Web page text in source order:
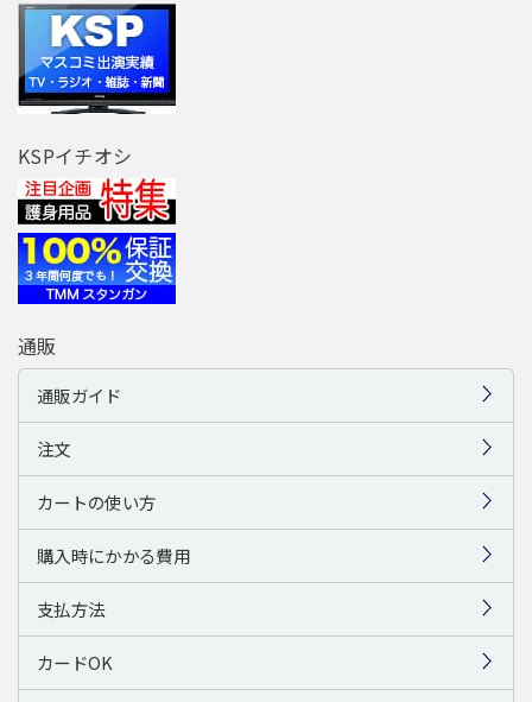
KSPイチオシ
通販
通販ガイド
注文
カートの使い方
購入時にかかる費用
支払方法
カードOK